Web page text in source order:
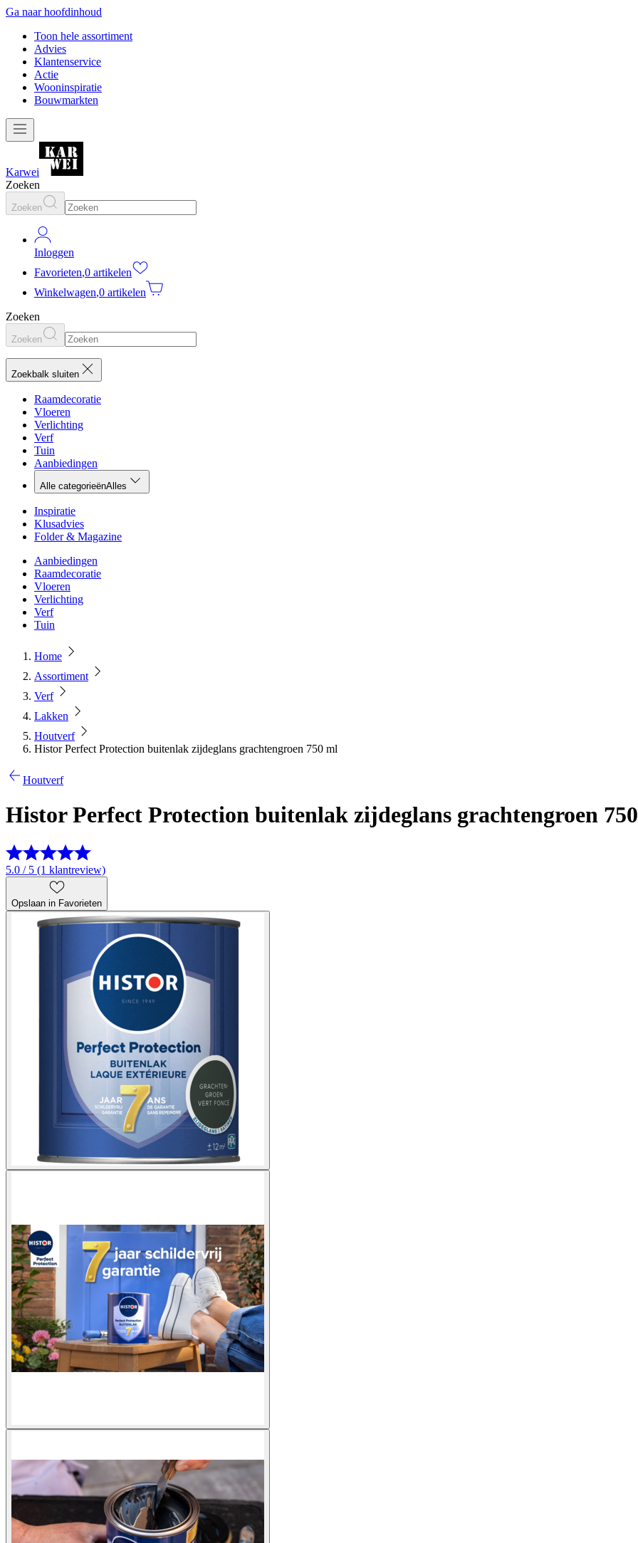
Ga naar hoofdinhoud
Toon hele assortiment
Advies
Klantenservice
Actie
Wooninspiratie
Bouwmarkten
Karwei
Zoeken
Zoeken
Inloggen
Favorieten,0 artikelen
Winkelwagen,0 artikelen
Zoeken
Zoeken
Zoekbalk sluiten
Raamdecoratie
Vloeren
Verlichting
Verf
Tuin
Aanbiedingen
Alle categorieënAlles
Inspiratie
Klusadvies
Folder & Magazine
Aanbiedingen
Raamdecoratie
Vloeren
Verlichting
Verf
Tuin
Home
Assortiment
Verf
Lakken
Houtverf
Histor Perfect Protection buitenlak zijdeglans grachtengroen 750 ml
Houtverf
Histor Perfect Protection buitenlak zijdeglans grachtengroen
5.0 / 5 (1 klantreview)
Opslaan in Favorieten